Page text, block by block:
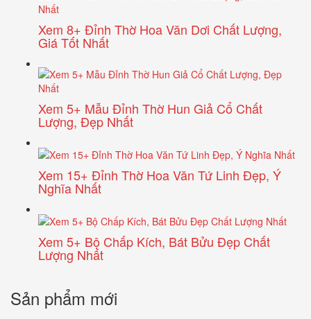
Xem 8+ Đỉnh Thờ Hoa Văn Dơi Chất Lượng,
Giá Tốt Nhất
Xem 5+ Mẫu Đỉnh Thờ Hun Giả Cổ Chất
Lượng, Đẹp Nhất
Xem 15+ Đỉnh Thờ Hoa Văn Tứ Linh Đẹp, Ý
Nghĩa Nhất
Xem 5+ Bộ Chấp Kích, Bát Bửu Đẹp Chất
Lượng Nhất
Sản phẩm mới